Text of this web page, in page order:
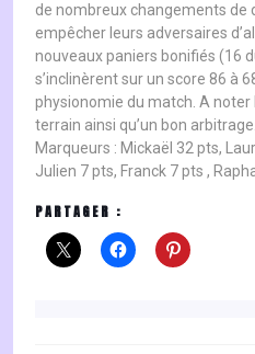
de nombreux changements de
empêcher leurs adversaires
nouveaux paniers bonifiés (16
s’inclinèrent sur un score 86 à
physionomie du match. A noter
terrain ainsi qu’un bon arbitrage.
Marqueurs : Mickaël 32 pts,
Julien 7 pts, Franck 7 pts ,
PARTAGER :